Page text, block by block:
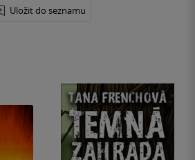
Uložit do seznamu